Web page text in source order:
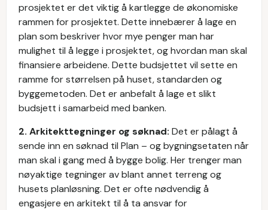
prosjektet er det viktig å kartlegge de økonomiske
rammen for prosjektet. Dette innebærer å lage en
plan som beskriver hvor mye penger man har
mulighet til å legge i prosjektet, og hvordan man skal
finansiere arbeidene. Dette budsjettet vil sette en
ramme for størrelsen på huset, standarden og
byggemetoden. Det er anbefalt å lage et slikt
budsjett i samarbeid med banken.
2. Arkitekttegninger og søknad: Det er pålagt å
sende inn en søknad til Plan – og bygningsetaten når
man skal i gang med å bygge bolig. Her trenger man
nøyaktige tegninger av blant annet terreng og
husets planløsning. Det er ofte nødvendig å
engasjere en arkitekt til å ta ansvar for